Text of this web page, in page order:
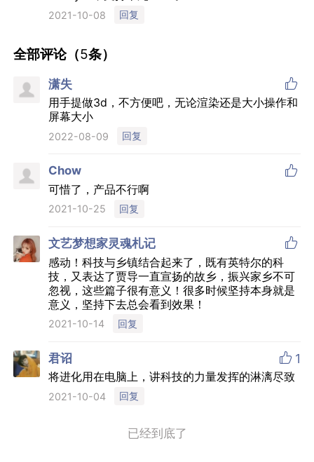
2021-10-08 回复
全部评论（5条）
潇失 
用手提做3d，不方便吧，无论渲染还是大小操作和
屏幕大小
2022-08-09 回复
Chow 
可惜了，产品不行啊
2021-10-25 回复
文艺梦想家灵魂札记 
感动！科技与乡镇结合起来了，既有英特尔的科
技，又表达了贾导一直宣扬的故乡，振兴家乡不可
忽视，这些篇子很有意义！很多时候坚持本身就是
意义，坚持下去总会看到效果！
2021-10-14 回复
君诏  1
将进化用在电脑上，讲科技的力量发挥的淋漓尽致
2021-10-04 回复
已经到底了